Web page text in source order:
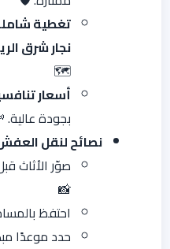
تغطية
نجار شرق
🗺️
أسعار
بجودة عالية.
نصائح لنقل
صوّر الأثاث
📸
احتفظ
حدد موعدًا